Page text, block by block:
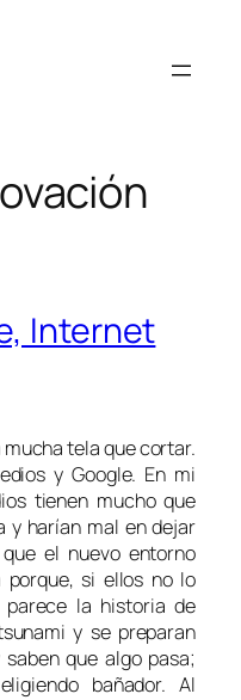
Internet
mucha tela que cortar.
y Google. En mi
tienen mucho que
y harían mal en dejar
el nuevo entorno
porque, si ellos no lo
la historia de
y se preparan
que algo pasa;
bañador. Al